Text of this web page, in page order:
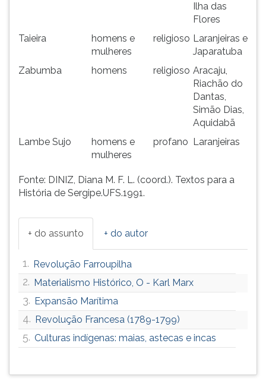
Ilha das
Flores
Taieira
homens e
mulheres
religioso Laranjeiras e
Japaratuba
Zabumba
homens religioso Aracaju,
Riachão do
Dantas,
Simão Dias,
Aquidabã
Lambe Sujo
homens e
mulheres
profano Laranjeiras
Fonte: DINIZ, Diana M. F. L. (coord.). Textos para a
História de Sergipe.UFS.1991.
+ do assunto + do autor
1. Revolução Farroupilha
2. Materialismo Histórico, O - Karl Marx
3. Expansão Marítima
4. Revolução Francesa (1789-1799)
5. Culturas indígenas: maias, astecas e incas